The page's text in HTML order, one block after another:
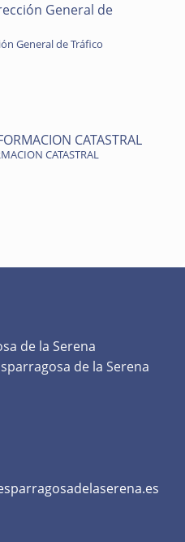
General de
General de Tráfico
CATASTRAL
CATASTRAL
de la Serena
de la Serena